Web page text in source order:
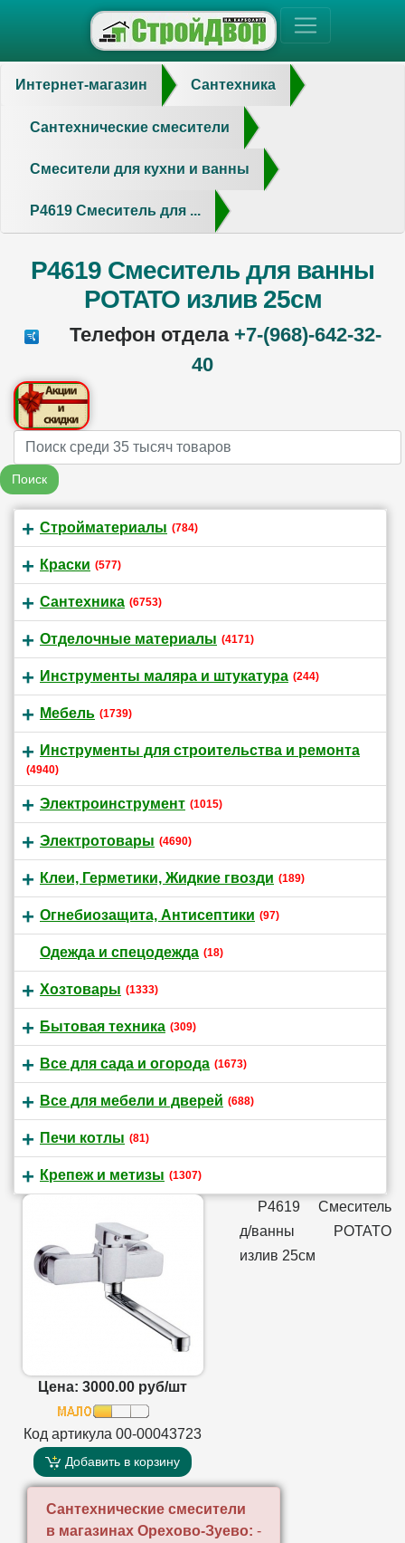
Интернет-магазин Сантехника
Сантехнические смесители
Смесители для кухни и ванны
P4619 Смеситель для ...
P4619 Смеситель для ванны
POTATO излив 25см
Телефон отдела +7-(968)-642-32-
40
Name
Поиск
Стройматериалы (784)
Краски (577)
Сантехника (6753)
Отделочные материалы (4171)
Инструменты маляра и штукатура (244)
Мебель (1739)
Инструменты для строительства и ремонта
(4940)
Электроинструмент (1015)
Электротовары (4690)
Клеи, Герметики, Жидкие гвозди (189)
Огнебиозащита, Антисептики (97)
Одежда и спецодежда (18)
Хозтовары (1333)
Бытовая техника (309)
Все для сада и огорода (1673)
Все для мебели и дверей (688)
Печи котлы (81)
Крепеж и метизы (1307)
Цена: 3000.00 руб/шт
Код артикула 00-00043723
Добавить в корзину
P4619 Смеситель
д/ванны POTATO
излив 25см
Сантехнические смесители
в магазинах Орехово-Зуево: -